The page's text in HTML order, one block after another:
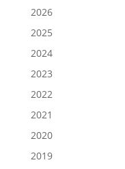
2026
2025
2024
2023
2022
2021
2020
2019